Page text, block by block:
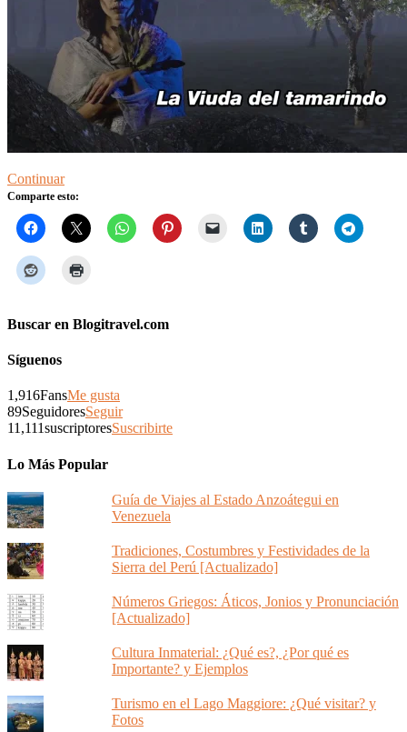
Continuar
Comparte esto:
Buscar en Blogitravel.com
Síguenos
1,916FansMe gusta
89SeguidoresSeguir
11,111suscriptoresSuscribirte
Lo Más Popular
Guía de Viajes al Estado Anzoátegui en
Venezuela
Tradiciones, Costumbres y Festividades de la
Sierra del Perú [Actualizado]
Números Griegos: Áticos, Jonios y Pronunciación
[Actualizado]
Cultura Inmaterial: ¿Qué es?, ¿Por qué es
Importante? y Ejemplos
Turismo en el Lago Maggiore: ¿Qué visitar? y
Fotos